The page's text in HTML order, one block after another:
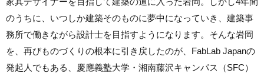
のうちに、いつしか建築そのものに夢中になっていき、建築事
務所で働きながら設計士を目指すようになります。そんな岩岡
を、再びものづくりの根本に引き戻したのが、FabLab Japanの
発起人でもある、慶應義塾大学・ 湘南藤沢キャンパス（SFC）